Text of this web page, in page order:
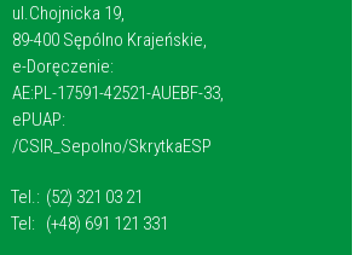
ul.Chojnicka 19,
89-400 Sępólno Krajeńskie,
e-Doręczenie:
AE:PL-17591-42521-AUEBF-33,
ePUAP:
/CSIR_Sepolno/SkrytkaESP
Tel.: (52) 321 03 21
Tel:
(+48) 691 121 331